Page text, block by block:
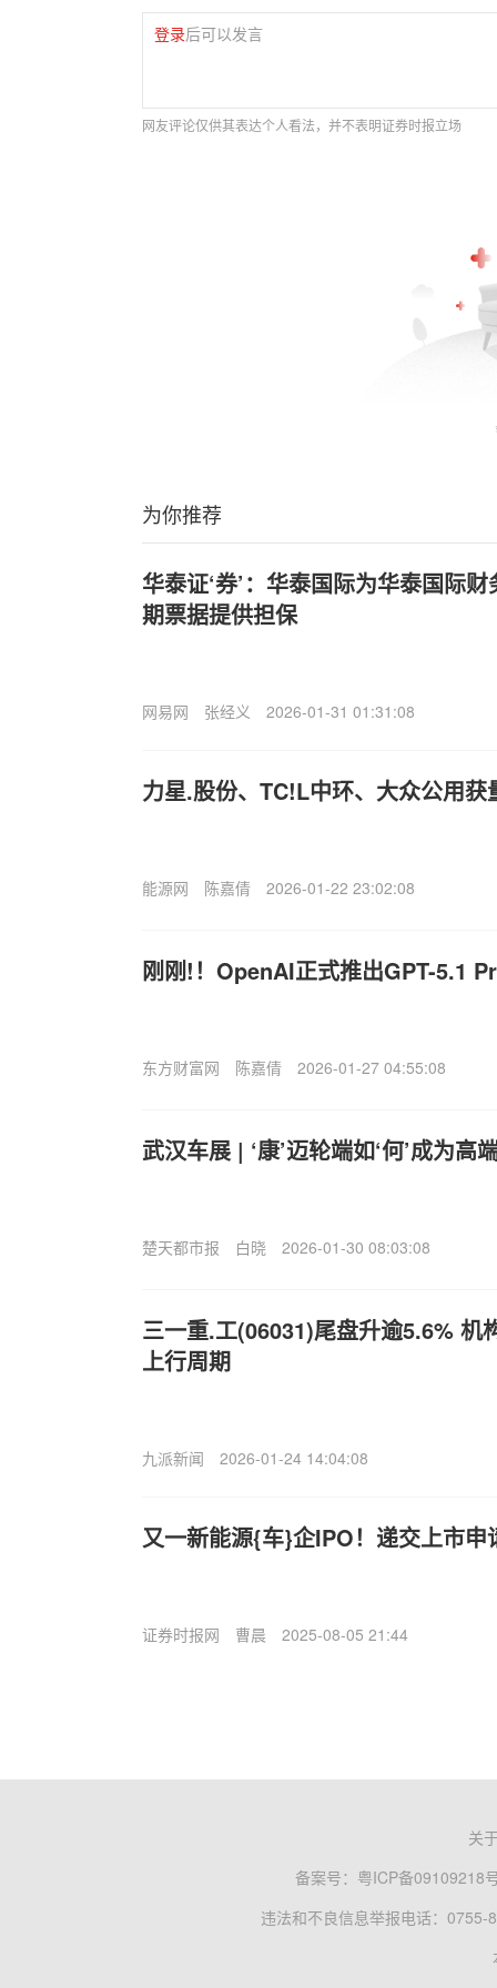
登录后可以发言
网友评论仅供其表达个人看法，并不表明证券时报立场
为你推荐
华泰证‘券’：华泰国际为华泰国际
期票据提供担保
网易网 张经义 2026-01-31 01:31:08
力星.股份、TC!L中环、大众公用
能源网 陈嘉倩 2026-01-22 23:02:08
刚刚!！OpenAI正式推出GPT-5.1
东方财富网 陈嘉倩 2026-01-27 04:55:08
武汉车展 | ‘康’迈轮端如‘何’成为高
楚天都市报 白晓 2026-01-30 08:03:08
三一重.工(06031)尾盘升逾5.6% 机
上行周期
九派新闻 2026-01-24 14:04:08
又一新能源{车}企IPO！递交上市申
证券时报网 曹晨 2025-08-05 21:44
关
备案号： 粤ICP备09109218
违法和不良信息举报电话：0755-